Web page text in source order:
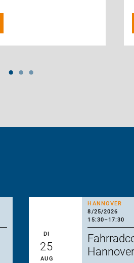
HANNOVER
8/25/2026
15:30–17:30
DI
25
AUG